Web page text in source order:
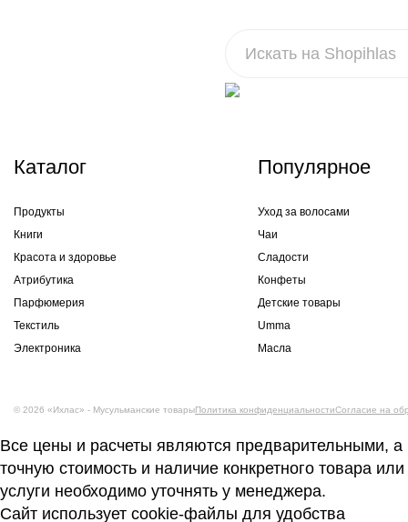
Каталог
Продукты
Книги
Красота и здоровье
Атрибутика
Парфюмерия
Текстиль
Электроника
Популярное
Уход за волосами
Чаи
Сладости
Конфеты
Детские товары
Umma
Масла
© 2026 «Ихлас» - Мусульманские товарыПолитика конфиденциальностиСогласие на
Все цены и расчеты являются предварительными, а
точную стоимость и наличие конкретного товара или
услуги необходимо уточнять у менеджера.
Сайт использует cookie-файлы для удобства